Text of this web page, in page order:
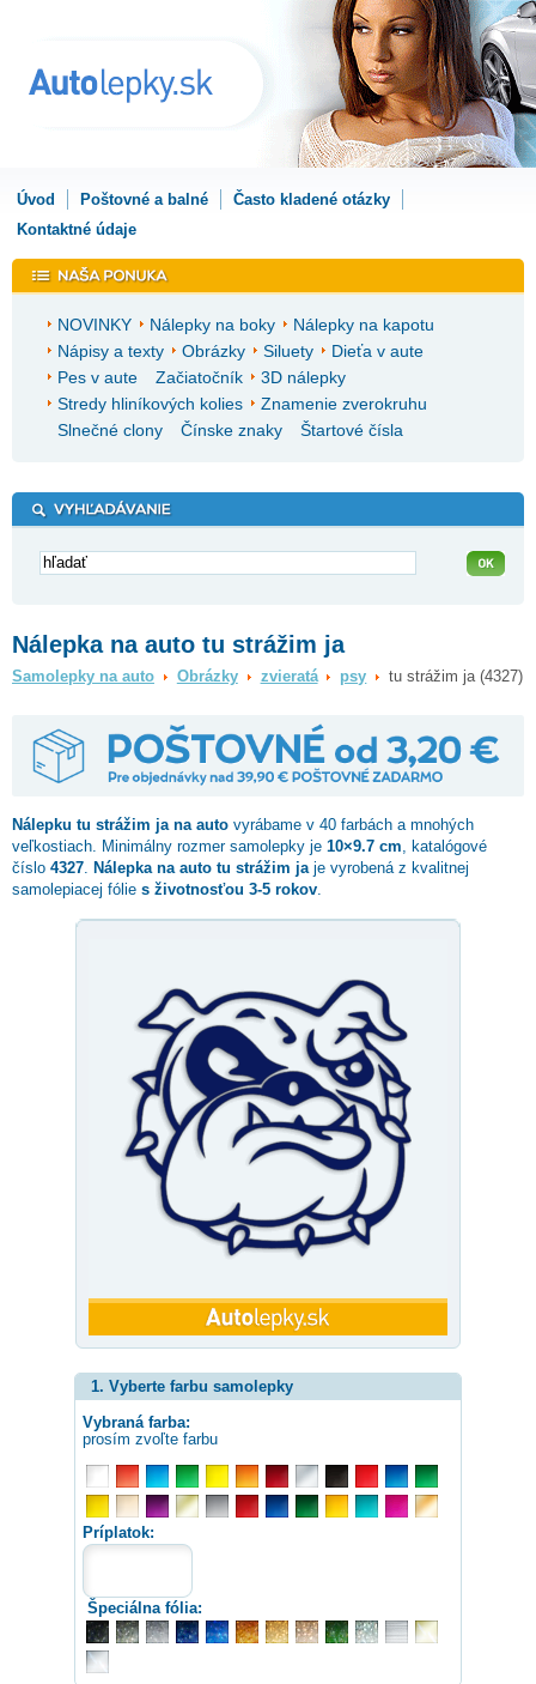
Úvod Poštovné a balné
Často kladené otázky
Kontaktné údaje
NOVINKY Nálepky na boky
Nálepky na kapotu
Nápisy a texty
Obrázky Siluety
Dieťa v aute
Pes v aute
Začiatočník
3D nálepky
Stredy hliníkových kolies
Znamenie zverokruhu
Slnečné clony
Čínske znaky Štartové čísla
Nálepka na auto tu strážim ja
Samolepky na auto Obrázky zvieratá psy tu strážim ja (4327)
Nálepku tu strážim ja na auto vyrábame v 40 farbách a mnohých
veľkostiach. Minimálny rozmer samolepky je 10×9.7 cm , katalógové
číslo 4327 Nálepka na auto tu strážim ja je vyrobená z kvalitnej
samolepiacej fólie s životnosťou 3-5 rokov
1. Vyberte farbu samolepky
Vybraná farba:
prosím zvoľte farbu
Príplatok:
Špeciálna fólia: